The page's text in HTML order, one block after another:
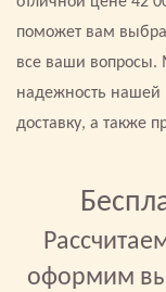
поможет вам
все ваши вопросы.
надежность
доставку, а также
оформим